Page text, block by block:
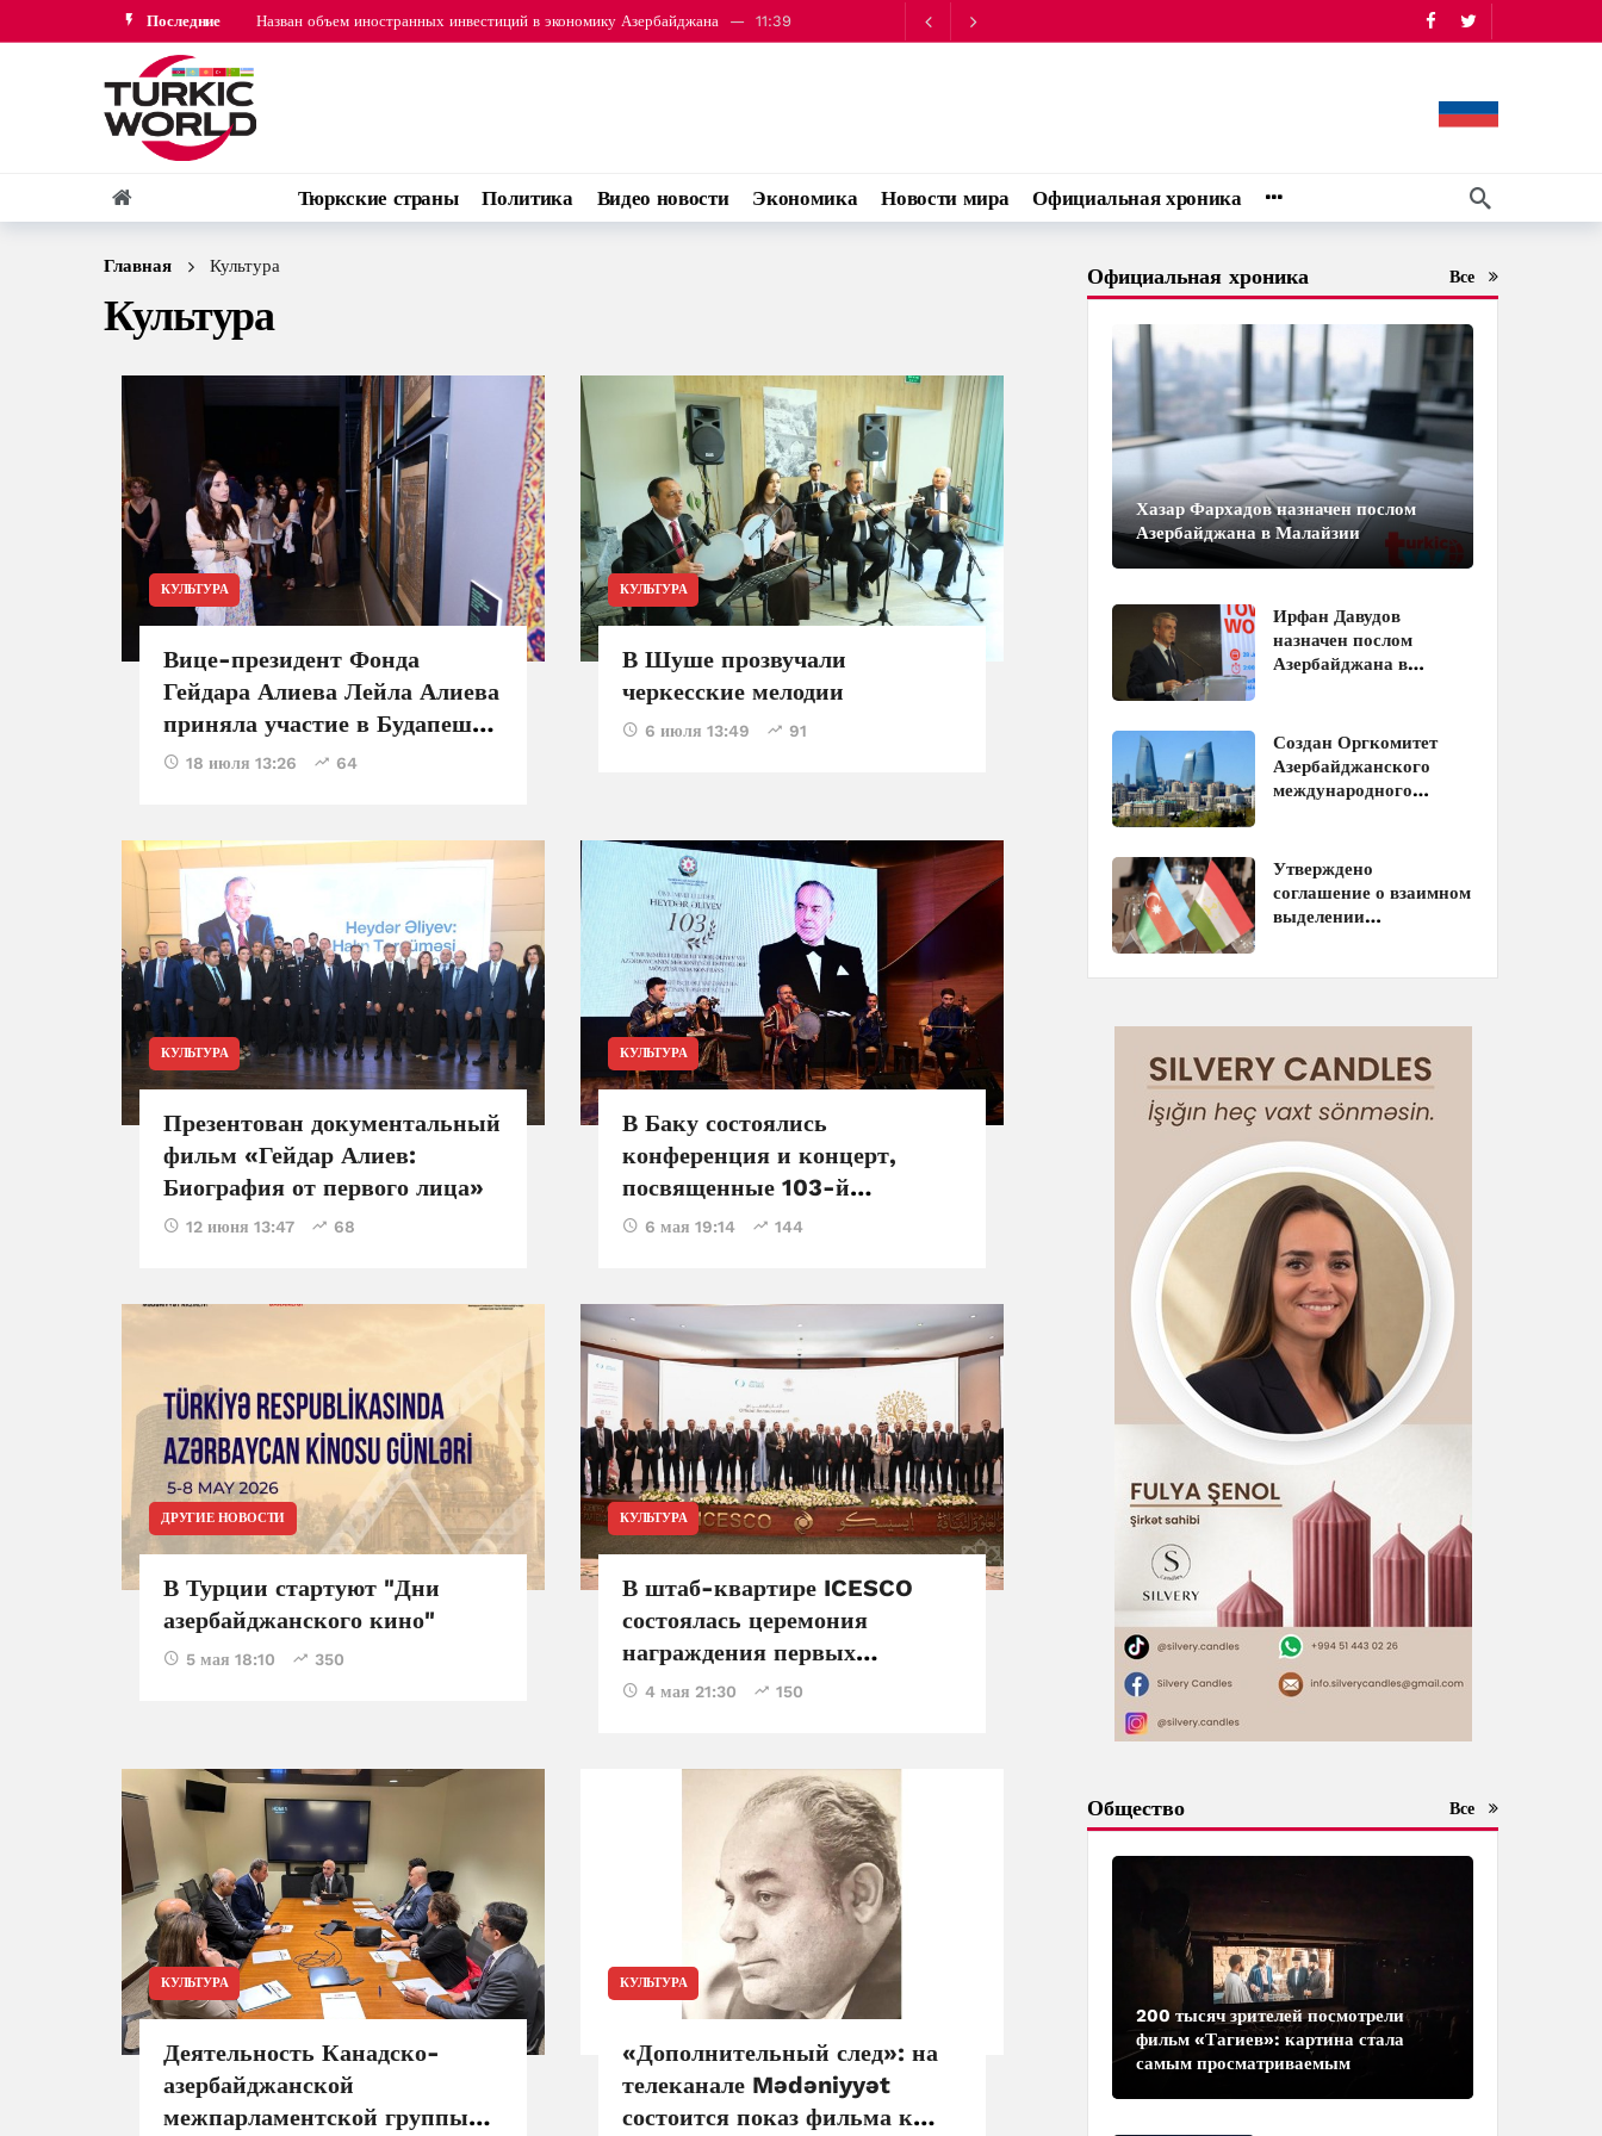
Последние Назван объем грузов, перевезенных через порты иранской провинции Хормозган
Назван объем грузов, перевезенных через порты иранской провинции Хормозган 14:00
Тюркские страны Политика Видео новости Экономика Новости мира Официальная хроника
Главная Культура
Культура
КУЛЬТУРА
Вице-президент Фонда
Гейдара Алиева Лейла Алиева
приняла участие в Будапеште
в презентации выставки
искусству»
18 июля 13:26 64
КУЛЬТУРА
В Шуше прозвучали
черкесские мелодии
6 июля 13:49 91
КУЛЬТУРА
Презентован документальный
фильм «Гейдар Алиев:
Биография от первого лица»
12 июня 13:47 68
КУЛЬТУРА
В Баку состоялись
конференция и концерт,
посвященные 103-й
годовщине со дня рождения
6 мая 19:14 144
ДРУГИЕ НОВОСТИ
В Турции стартуют "Дни
азербайджанского кино"
5 мая 18:10 350
КУЛЬТУРА
В штаб-квартире ICESCO
состоялась церемония
награждения первых
лауреатов премии «Натаван
4 мая 21:30 150
КУЛЬТУРА
Деятельность Канадско-
азербайджанской
межпарламентской группы
КУЛЬТУРА
«Дополнительный след»: на
телеканале Mədəniyyət
состоится показ фильма к
Официальная хроника Все
Хазар Фархадов назначен послом
Азербайджана в Малайзии
Ирфан Давудов
назначен послом
Азербайджана в
Создан Оргкомитет
Азербайджанского
международного
Утверждено
соглашение о взаимном
выделении
Общество Все
200 тысяч зрителей посмотрели
фильм «Тагиев»: картина стала
самым просматриваемым